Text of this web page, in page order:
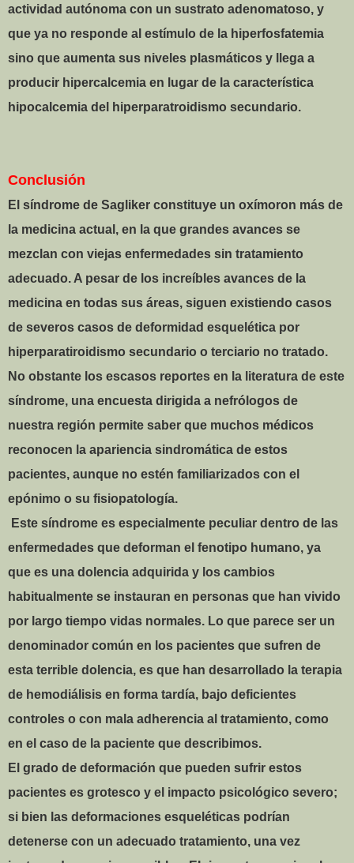
actividad autónoma con un sustrato adenomatoso, y
que ya no responde al estímulo de la hiperfosfatemia
sino que aumenta sus niveles plasmáticos y llega a
producir hipercalcemia en lugar de la característica
hipocalcemia del hiperparatroidismo secundario.
Conclusión
El síndrome de Sagliker constituye un oxímoron más de
la medicina actual, en la que grandes avances se
mezclan con viejas enfermedades sin tratamiento
adecuado. A pesar de los increíbles avances de la
medicina en todas sus áreas, siguen existiendo casos
de severos casos de deformidad esquelética por
hiperparatiroidismo secundario o terciario no tratado.
No obstante los escasos reportes en la literatura de este
síndrome, una encuesta dirigida a nefrólogos de
nuestra región permite saber que muchos médicos
reconocen la apariencia sindromática de estos
pacientes, aunque no estén familiarizados con el
epónimo o su fisiopatología.
Este síndrome es especialmente peculiar dentro de las
enfermedades que deforman el fenotipo humano, ya
que es una dolencia adquirida y los cambios
habitualmente se instauran en personas que han vivido
por largo tiempo vidas normales. Lo que parece ser un
denominador común en los pacientes que sufren de
esta terrible dolencia, es que han desarrollado la terapia
de hemodiálisis en forma tardía, bajo deficientes
controles o con mala adherencia al tratamiento, como
en el caso de la paciente que describimos.
El grado de deformación que pueden sufrir estos
pacientes es grotesco y el impacto psicológico severo;
si bien las deformaciones esqueléticas podrían
detenerse con un adecuado tratamiento, una vez